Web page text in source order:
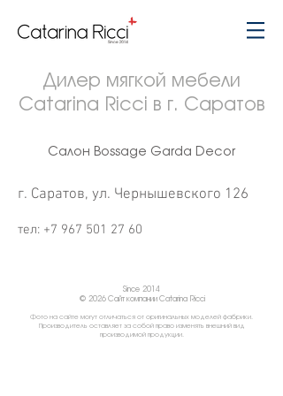
Дилер мягкой мебели
Catarina Ricci в г. Саратов
Салон Bossage Garda Decor
г. Саратов, ул. Чернышевского 126
тел: +7 967 501 27 60
Since 2014
© 2026 Сайт компании Catarina Ricci
Фото на сайте могут отличаться от оригинальных моделей фабрики.
Производитель оставляет за собой право изменять внешний вид
производимой продукции.